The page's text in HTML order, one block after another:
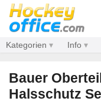
Kategorien Info
Bauer
Halsschutz